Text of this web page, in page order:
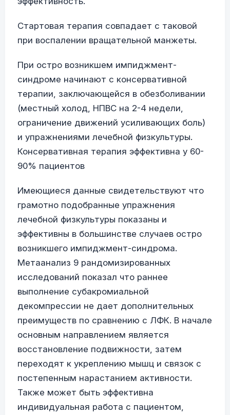
Стартовая терапия совпадает с таковой
при воспалении вращательной манжеты.
При остро возникшем импиджмент-
синдроме начинают с консервативной
терапии, заключающейся в обезболивании
(местный холод, НПВС на 2-4 недели,
ограничение движений усиливающих боль)
и упражнениями лечебной физкультуры.
Консервативная терапия эффективна у 60-
90% пациентов
Имеющиеся данные свидетельствуют что
грамотно подобранные упражнения
лечебной физкультуры показаны и
эффективны в большинстве случаев остро
возникшего импиджмент-синдрома.
Метаанализ 9 рандомизированных
исследований показал что раннее
выполнение субакромиальной
декомпрессии не дает дополнительных
преимуществ по сравнению с ЛФК. В начале
основным направлением является
восстановление подвижности, затем
переходят к укреплению мышц и связок с
постепенным нарастанием активности.
Также может быть эффективна
индивидуальная работа с пациентом,